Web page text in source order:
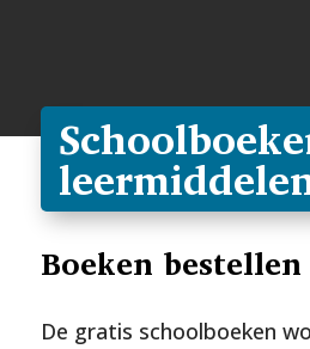
Boeken
De gratis schoolboeken